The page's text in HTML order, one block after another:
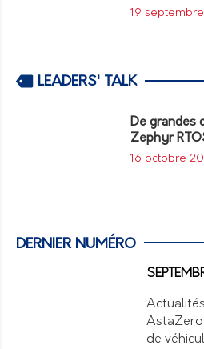
19
LEADERS' TALK
De grandes
Zephyr
16 octobre
DERNIER NUMÉRO
de